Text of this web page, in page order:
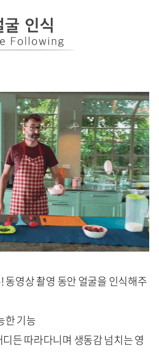
동영상 촬영 동안 얼굴을 인식해주
한 기능
든 따라다니며 생동감 넘치는 영